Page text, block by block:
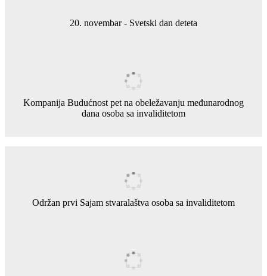
20. novembar - Svetski dan deteta
Kompanija Budućnost pet na obeležavanju međunarodnog
dana osoba sa invaliditetom
Održan prvi Sajam stvaralaštva osoba sa invaliditetom